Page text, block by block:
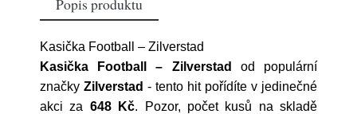
Popis produktu
Kasička Football – Zilverstad
Kasička Football – Zilverstad
od populární
značky Zilverstad - tento hit pořídíte v jedinečné
akci za 648 Kč. Pozor, počet kusů na skladě